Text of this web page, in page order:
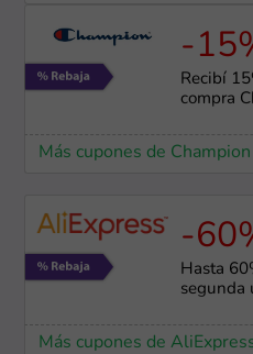
-
Recibí
compra
Más cupones de Champion
-
Hasta
segunda
Más cupones de